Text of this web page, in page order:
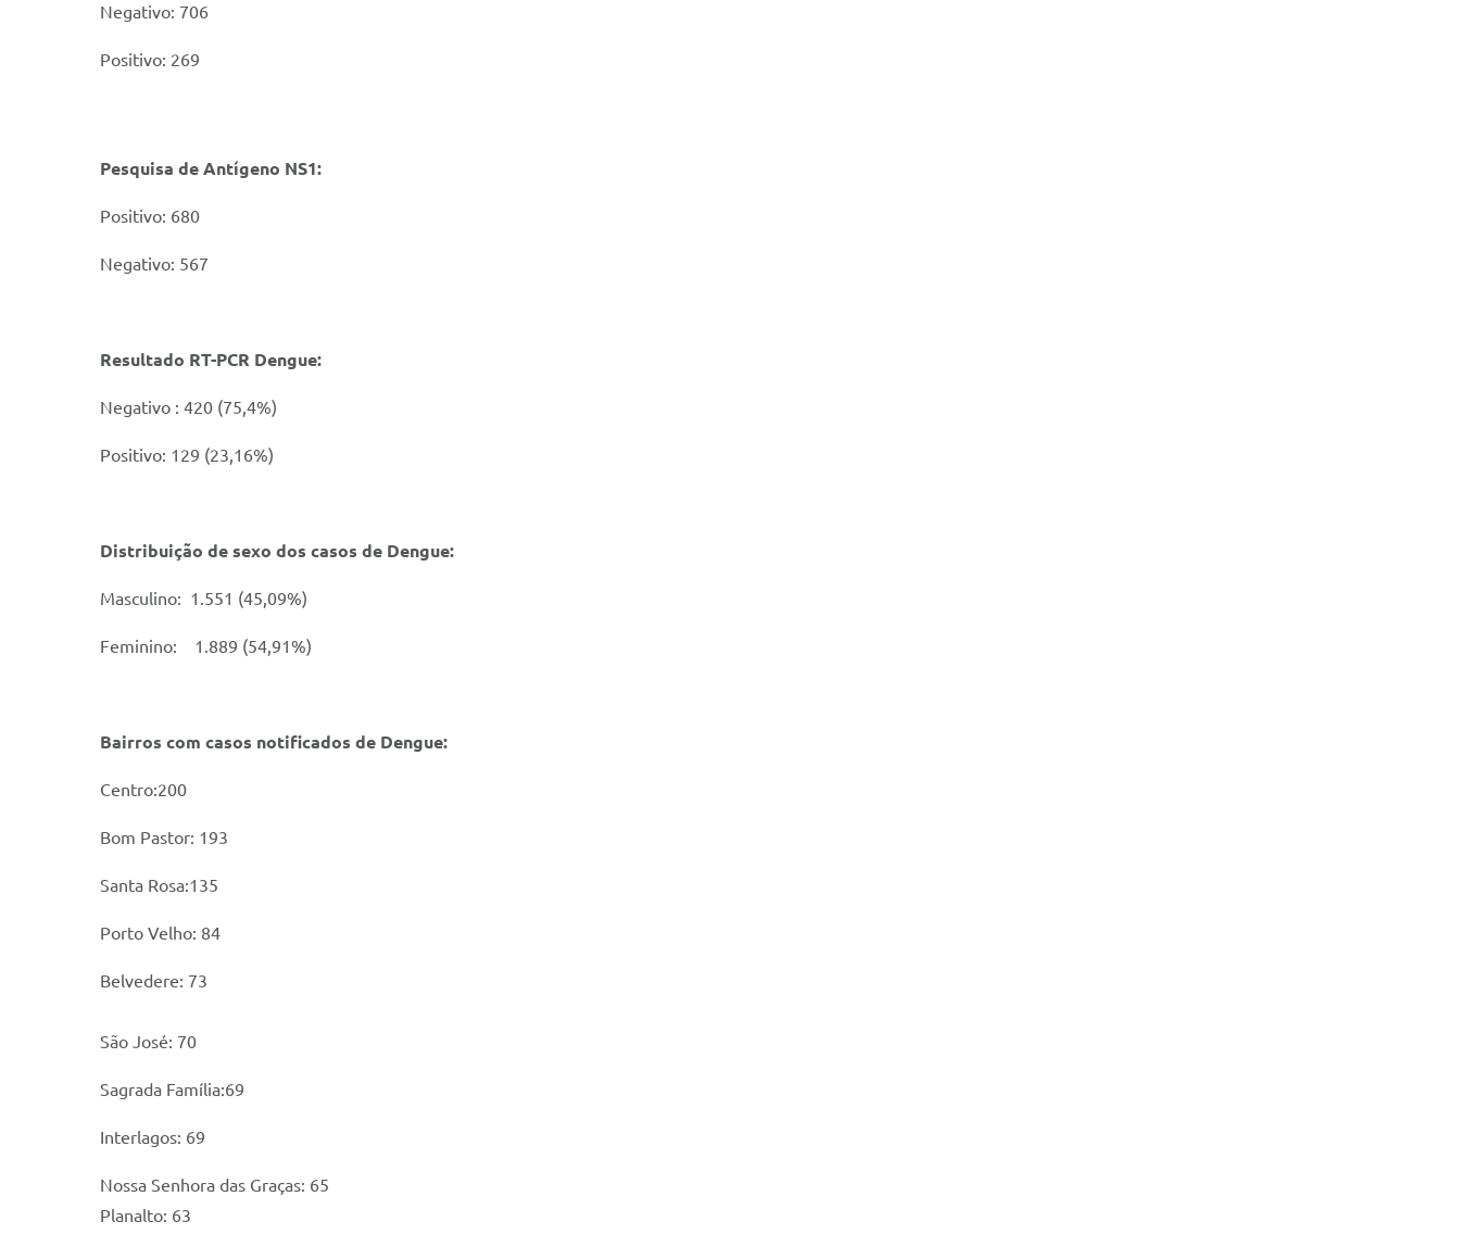
Negativo: 706
Positivo: 269
Pesquisa de Antígeno NS1:
Positivo: 680
Negativo: 567
Resultado RT-PCR Dengue:
Negativo : 420 (75,4%)
Positivo: 129 (23,16%)
Distribuição de sexo dos casos de Dengue:
Masculino: 1.551 (45,09%)
Feminino: 1.889 (54,91%)
Bairros com casos notificados de Dengue:
Centro:200
Bom Pastor: 193
Santa Rosa:135
Porto Velho: 84
Belvedere: 73
São José: 70
Sagrada Família:69
Interlagos: 69
Nossa Senhora das Graças: 65
Planalto: 63